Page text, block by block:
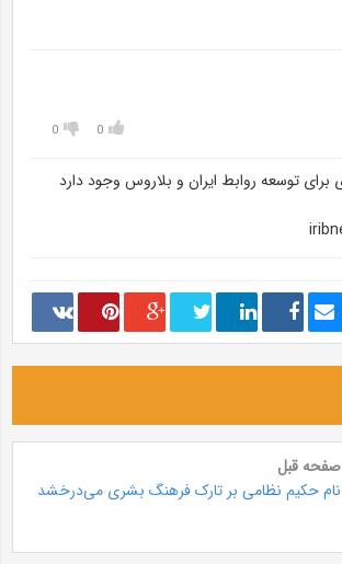
0
0
صفحه قبل
نام حکیم نظامی بر تارک فرهنگ بشری می‌درخشد